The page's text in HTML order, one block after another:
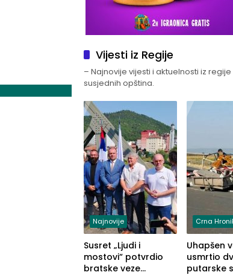
Vijesti iz Regije
– Najnovije vijesti i aktuelnosti iz regije
susjednih opština.
Najnovije
Susret „Ljudi i
mostovi“ potvrdio
bratske veze
Crna
Uhapšen
usmrtio
putarske